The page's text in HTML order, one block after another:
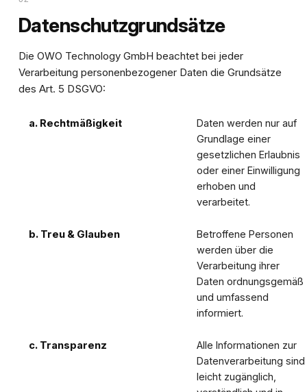
Datenschutzgrundsätze
Die OWO Technology GmbH beachtet bei jeder
Verarbeitung personenbezogener Daten die Grundsätze
des Art. 5 DSGVO:
a. Rechtmäßigkeit
Daten werden nur auf
Grundlage einer
gesetzlichen Erlaubnis
oder einer Einwilligung
erhoben und
verarbeitet.
b. Treu & Glauben
Betroffene Personen
werden über die
Verarbeitung ihrer
Daten ordnungsgemäß
und umfassend
informiert.
c. Transparenz
Alle Informationen zur
Datenverarbeitung sind
leicht zugänglich,